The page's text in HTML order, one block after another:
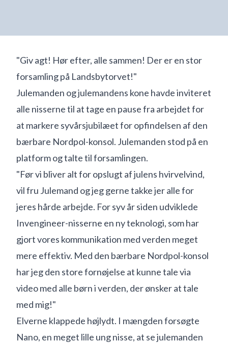
"Giv agt! Hør efter, alle sammen! Der er en stor
forsamling på Landsbytorvet!"
Julemanden og julemandens kone havde inviteret
alle nisserne til at tage en pause fra arbejdet for
at markere syvårsjubilæet for opfindelsen af den
bærbare Nordpol-konsol. Julemanden stod på en
platform og talte til forsamlingen.
"Før vi bliver alt for opslugt af julens hvirvelvind,
vil fru Julemand og jeg gerne takke jer alle for
jeres hårde arbejde. For syv år siden udviklede
Invengineer-nisserne en ny teknologi, som har
gjort vores kommunikation med verden meget
mere effektiv. Med den bærbare Nordpol-konsol
har jeg den store fornøjelse at kunne tale via
video med alle børn i verden, der ønsker at tale
med mig!"
Elverne klappede højlydt. I mængden forsøgte
Nano, en meget lille ung nisse, at se julemanden